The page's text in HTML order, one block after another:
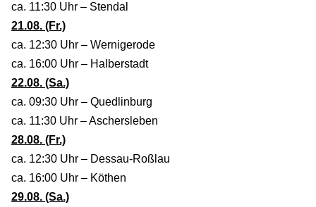
ca. 11:30 Uhr – Stendal
21.08. (Fr.)
ca. 12:30 Uhr – Wernigerode
ca. 16:00 Uhr – Halberstadt
22.08. (Sa.)
ca. 09:30 Uhr – Quedlinburg
ca. 11:30 Uhr – Aschersleben
28.08. (Fr.)
ca. 12:30 Uhr – Dessau-Roßlau
ca. 16:00 Uhr – Köthen
29.08. (Sa.)